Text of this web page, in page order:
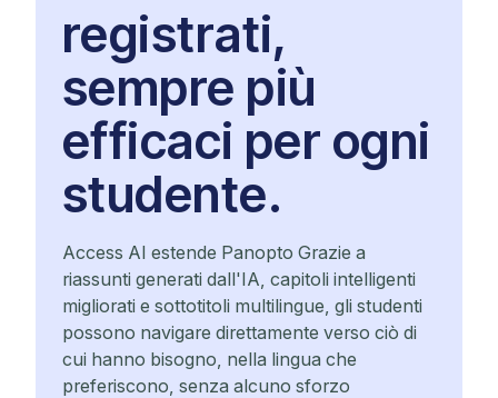
registrati,
sempre più
efficaci per ogni
studente.
Access AI estende Panopto Grazie a
riassunti generati dall'IA, capitoli intelligenti
migliorati e sottotitoli multilingue, gli studenti
possono navigare direttamente verso ciò di
cui hanno bisogno, nella lingua che
preferiscono, senza alcuno sforzo